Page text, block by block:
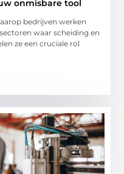
onmisbare tool
bedrijven werken
waar scheiding en
ze een cruciale rol